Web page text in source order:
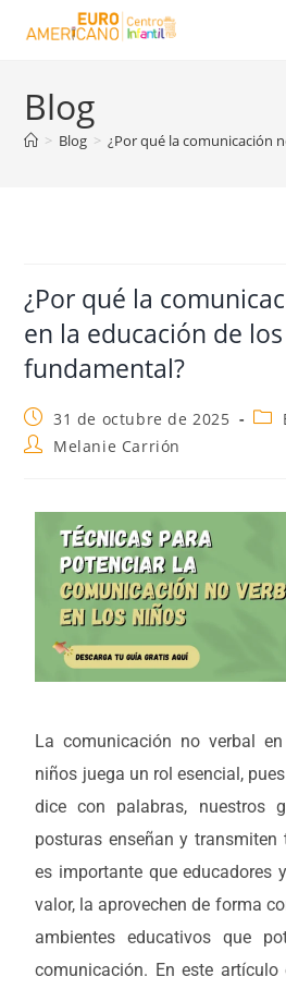
Blog
> Blog > ¿Por qué la comunicación
¿Por qué la
en la educación de
fundamental?
31 de octubre de 2025
Melanie Carrión
La comunicación no verbal
niños juega un rol esencial,
dice con palabras, nuestros
posturas enseñan y
es importante que educadores
valor, la aprovechen de forma
ambientes educativos que
comunicación. En este artículo